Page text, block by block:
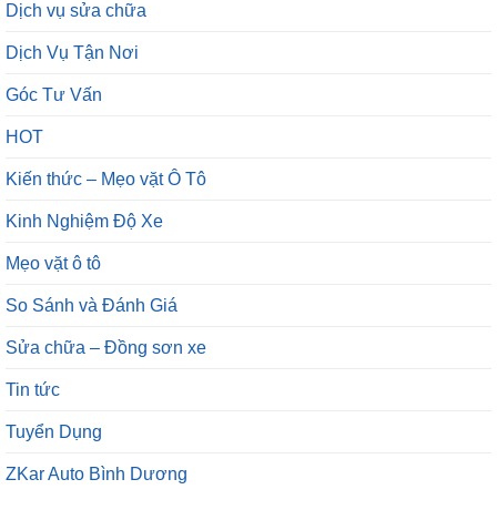
Dịch vụ sửa chữa
Dịch Vụ Tận Nơi
Góc Tư Vấn
HOT
Kiến thức – Mẹo vặt Ô Tô
Kinh Nghiệm Độ Xe
Mẹo vặt ô tô
So Sánh và Đánh Giá
Sửa chữa – Đồng sơn xe
Tin tức
Tuyển Dụng
ZKar Auto Bình Dương